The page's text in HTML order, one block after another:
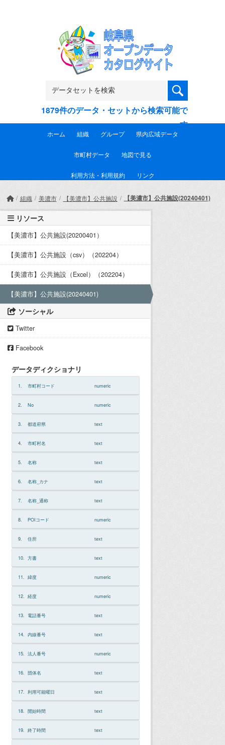
1879件のデータ・セットから検索可能で
す
ホーム 組織 グループ 県内広域データ
市町村データ 地図で見る
利用方法・利用規約 リンク
組織 美濃市 【美濃市】公共施設 【美濃市】公共施設(20240401)
リソース
【美濃市】公共施設(20200401）
【美濃市】公共施設（csv）（202204）
【美濃市】公共施設（Excel）（202204）
【美濃市】公共施設(20240401)
ソーシャル
Twitter
Facebook
データディクショナリ
1. 市町村コード numeric
2. No numeric
3. 都道府県 text
4. 市町村名 text
5. 名称 text
6. 名称_カナ text
7. 名称_通称 text
8. POIコード numeric
9. 住所 text
10. 方書 text
11. 緯度 numeric
12. 経度 numeric
13. 電話番号 text
14. 内線番号 text
15. 法人番号 numeric
16. 団体名 text
17. 利用可能曜日 text
18. 開始時間 text
19. 終了時間 text